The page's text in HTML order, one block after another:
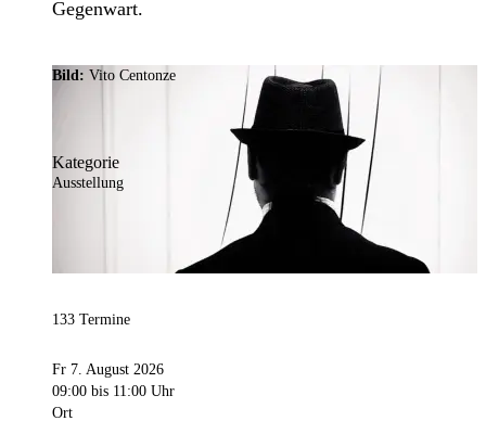
Gegenwart.
Bild: Vito Centonze
Kategorie
Ausstellung
133 Termine
Fr 7. August 2026
09:00 bis 11:00 Uhr
Ort